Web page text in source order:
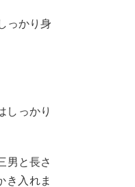
っかり身
しっかり
男と長さ
き入れま